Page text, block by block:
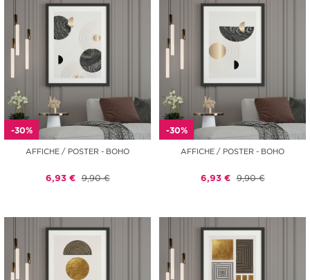
-30%
AFFICHE / POSTER - BOHO
6,93 € 9,90 €
-30%
AFFICHE / POSTER - BOHO
6,93 € 9,90 €